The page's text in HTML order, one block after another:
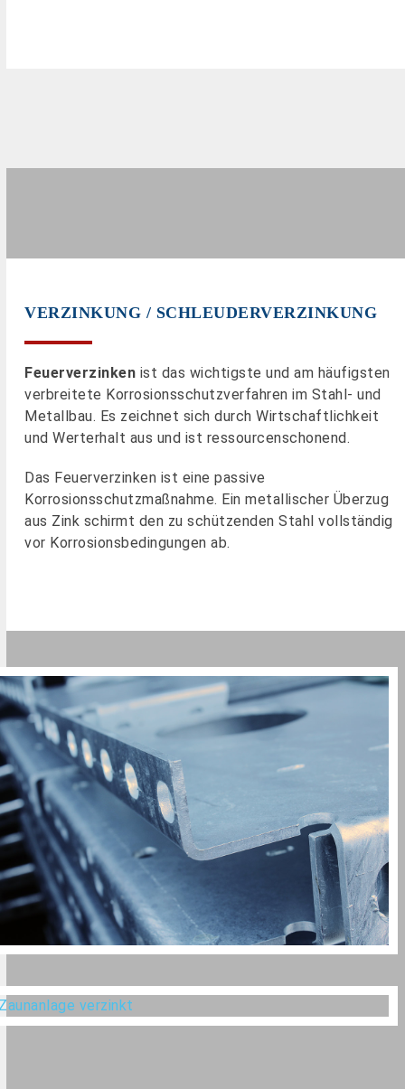
VERZINKUNG / SCHLEUDERVERZINKUNG
Feuerverzinken ist das wichtigste und am häufigsten
verbreitete Korrosionsschutzverfahren im Stahl- und
Metallbau. Es zeichnet sich durch Wirtschaftlichkeit
und Werterhalt aus und ist ressourcenschonend.
Das Feuerverzinken ist eine passive
Korrosionsschutzmaßnahme. Ein metallischer Überzug
aus Zink schirmt den zu schützenden Stahl vollständig
vor Korrosionsbedingungen ab.